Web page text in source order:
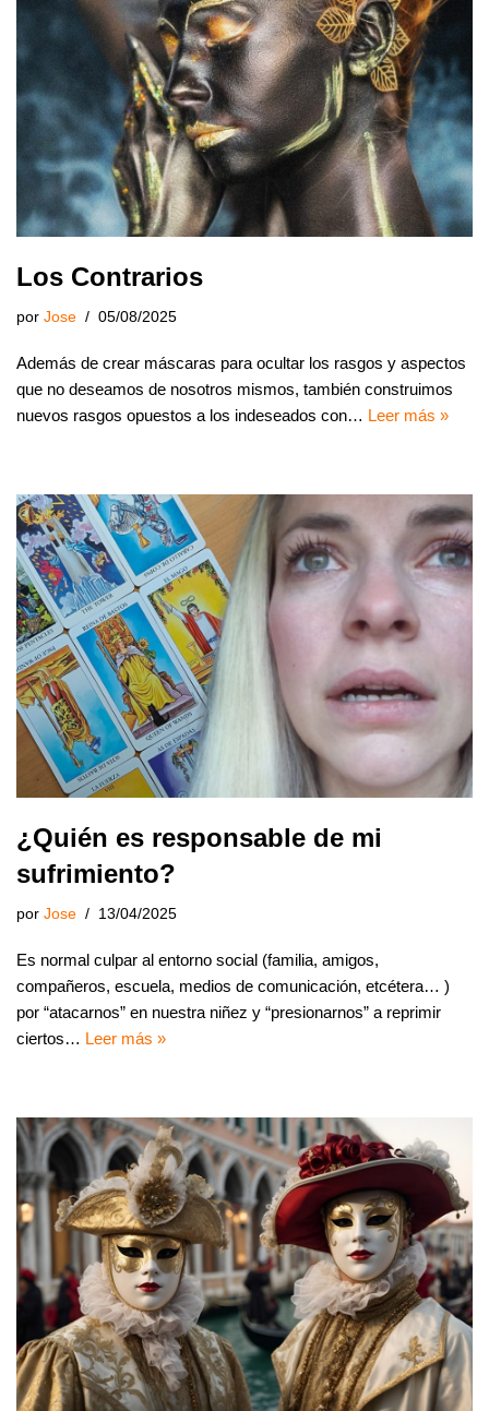
Los Contrarios
por Jose 05/08/2025
Además de crear máscaras para ocultar los rasgos y aspectos
que no deseamos de nosotros mismos, también construimos
nuevos rasgos opuestos a los indeseados con… Leer más »
¿Quién es responsable de mi
sufrimiento?
por Jose 13/04/2025
Es normal culpar al entorno social (familia, amigos,
compañeros, escuela, medios de comunicación, etcétera… )
por “atacarnos” en nuestra niñez y “presionarnos” a reprimir
ciertos… Leer más »